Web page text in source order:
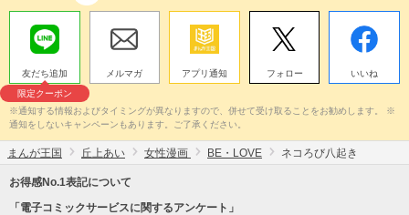
友だち追加
限定クーポン
メルマガ アプリ通知 フォロー いいね
※通知する情報およびタイミングが異なりますので、併せて受け取ることをお勧めします。 ※
通知をしないキャンペーンもあります。ご了承ください。
まんが王国 丘上あい 女性漫画 BE・LOVE ネコろび八起き
お得感No.1表記について
「電子コミックサービスに関するアンケート」